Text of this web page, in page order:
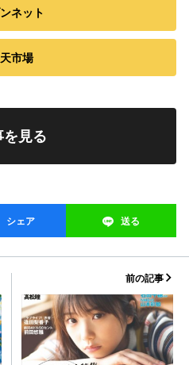
ネット
市場
見る
シェア 送る
前の記事